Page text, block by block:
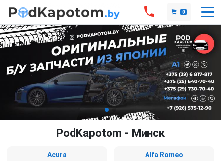
0
PodKapotom - Минск
Acura Alfa Romeo